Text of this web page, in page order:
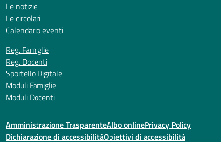
Le notizie
Le circolari
Calendario eventi
Reg. Famiglie
Reg. Docenti
Sportello Digitale
Moduli Famiglie
Moduli Docenti
Amministrazione TrasparenteAlbo onlinePrivacy Policy
Dichiarazione di accessibilitàObiettivi di accessibilità